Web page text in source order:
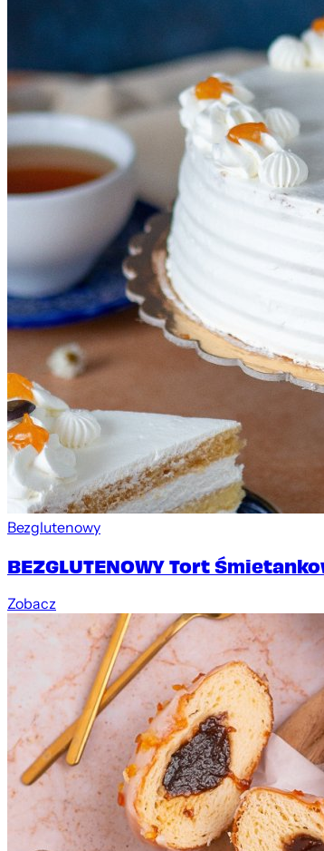
Bezglutenowy
BEZGLUTENOWY Tort
Zobacz